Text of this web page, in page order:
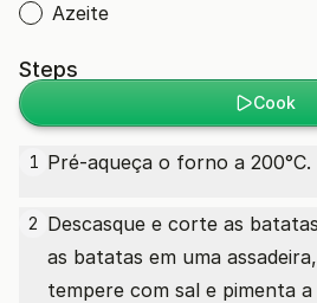
Azeite
Steps
Cook
1 Pré-aqueça o forno a 200°C.
2 Descasque e corte as
as batatas em uma
tempere com sal e pimenta